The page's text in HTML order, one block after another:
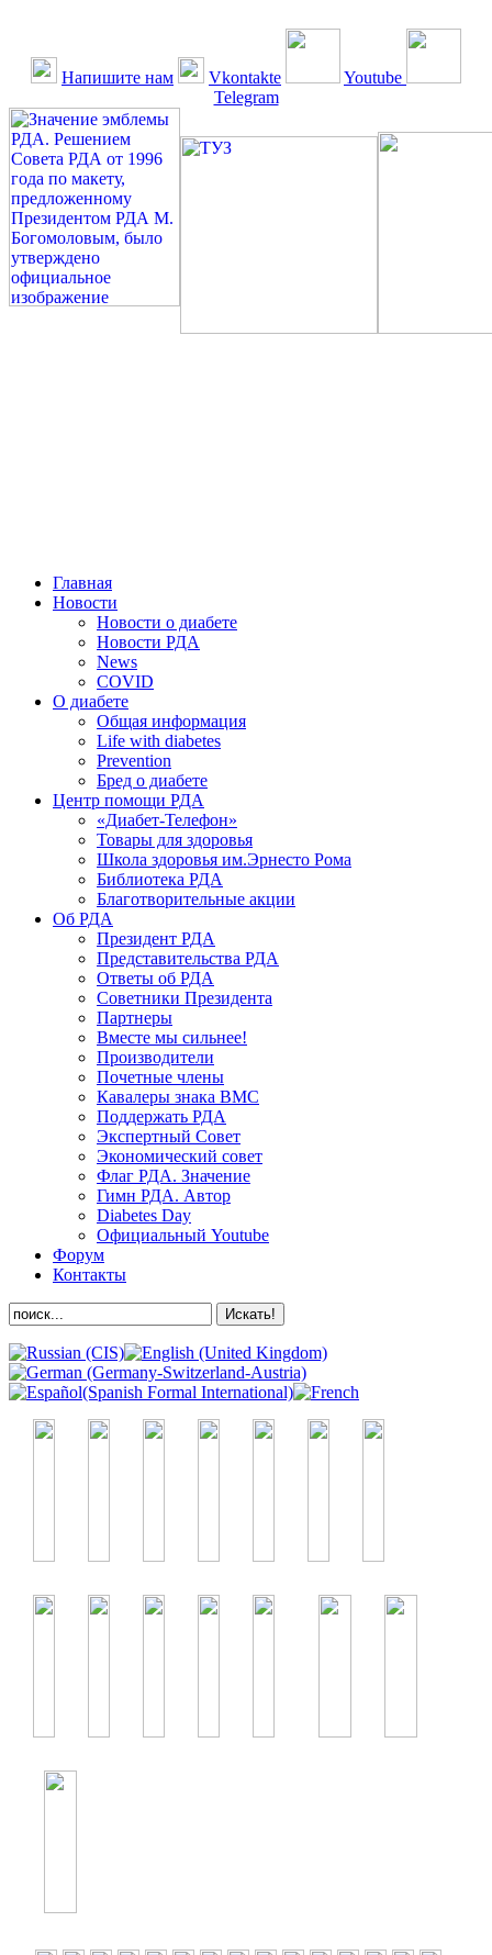
Напишите нам Vkontakte
Youtube
Telegram
Главная
Новости
Новости о диабете
Новости РДА
News
COVID
О диабете
Общая информация
Life with diabetes
Prevention
Бред о диабете
Центр помощи РДА
«Диабет-Телефон»
Товары для здоровья
Школа здоровья им.Эрнесто Рома
Библиотека РДА
Благотворительные акции
Об РДА
Президент РДА
Представительства РДА
Ответы об РДА
Советники Президента
Партнеры
Вместе мы сильнее!
Производители
Почетные члены
Кавалеры знака ВМС
Поддержать РДА
Экспертный Совет
Экономический совет
Флаг РДА. Значение
Гимн РДА. Автор
Diabetes Day
Официальный Youtube
Форум
Контакты